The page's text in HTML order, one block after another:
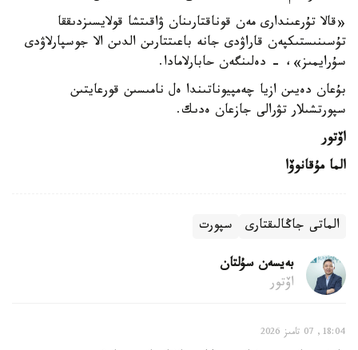
«قالا تۇرعىندارى مەن قوناقتارىنان ۋاقىتشا قولايسىزدىققا
تۇسىنىستىكپەن قاراۋدى جانە باعىتتارىن الدىن الا جوسپارلاۋدى
سۇرايمىز»، - دەلىنگەن حابارلامادا.
بۇعان دەيىن ازيا چەمپيوناتىندا ەل نامىسىن قورعايتىن
سپورتشىلار تۋرالى جازعان ەدىك.
اۆتور
الما مۇقانوۆا
الماتى جاڭالىقتارى سپورت
بەيسەن سۇلتان
اۆتور
18:04, 07 تامىز 2026